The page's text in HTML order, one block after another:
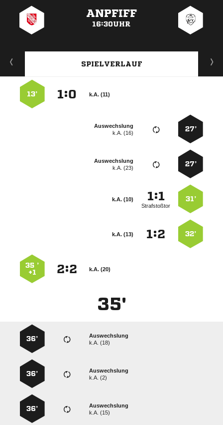
ANPFIFF
16:30UHR
SPIELVERLAUF
k.A. (11)
:
13’
27’
Auswechslung
k.A. (16)
27’
Auswechslung
k.A. (23)
31’
:
Strafstoßtor
k.A. (10)
32’
:
k.A. (13)
k.A. (20)
:
35 ’
+1
35'
Auswechslung
k.A. (18)
36’
Auswechslung
k.A. (2)
36’
Auswechslung
k.A. (15)
36’